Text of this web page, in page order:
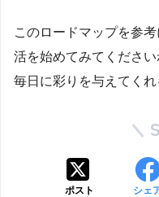
このロードマップを参
活を始めてみてくださ
毎日に彩りを与えてくれ
ポスト シェ